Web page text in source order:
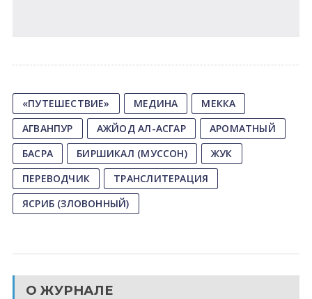
«ПУТЕШЕСТВИЕ» MЕДИНА
MЕККА
АГВАНПУР
АЖЙОД АЛ-АСГАР
АРОМАТНЫЙ
БАСРА
БИРШИКАЛ (МУССОН)
ЖУК
ПЕРЕВОДЧИК
ТРАНСЛИТЕРAЦИЯ
ЯСРИБ (ЗЛОВОННЫЙ)
О ЖУРНАЛЕ